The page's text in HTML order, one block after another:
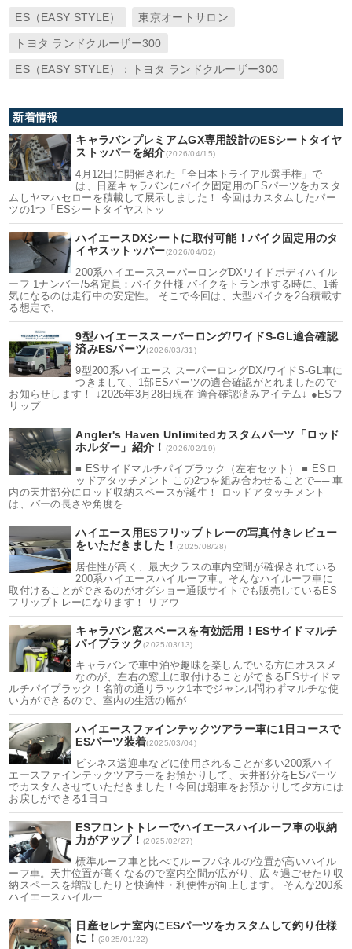
ES（EASY STYLE） 東京オートサロン
トヨタ ランドクルーザー300
ES（EASY STYLE）：トヨタ ランドクルーザー300
新着情報
キャラバンプレミアムGX専用設計のESシートタイヤ
ストッパーを紹介(2026/04/15)
4月12日に開催された「全日本トライアル選手権」で
は、日産キャラバンにバイク固定用のESパーツをカスタ
ムしヤマハセローを積載して展示しました！ 今回はカスタムしたパー
ツの1つ「ESシートタイヤストッ
ハイエースDXシートに取付可能！バイク固定用のタ
イヤスットッパー(2026/04/02)
200系ハイエーススーパーロングDXワイドボディハイル
ーフ 1ナンバー/5名定員：バイク仕様 バイクをトランポする時に、1番
気になるのは走行中の安定性。 そこで今回は、大型バイクを2台積載す
る想定で、
9型ハイエーススーパーロング/ワイドS-GL適合確認
済みESパーツ(2026/03/31)
9型200系ハイエース スーパーロングDX/ワイドS-GL車に
つきまして、1部ESパーツの適合確認がとれましたので
お知らせします！ ↓2026年3月28日現在 適合確認済みアイテム↓ ●ESフ
リップ
Angler's Haven Unlimitedカスタムパーツ「ロッド
ホルダー」紹介！ (2026/02/19)
■ ESサイドマルチパイプラック（左右セット） ■ ESロ
ッドアタッチメント この2つを組み合わせることで── 車
内の天井部分にロッド収納スペースが誕生！ ロッドアタッチメント
は、バーの長さや角度を
ハイエース用ESフリップトレーの写真付きレビュー
をいただきました！ (2025/08/28)
居住性が高く、最大クラスの車内空間が確保されている
200系ハイエースハイルーフ車。そんなハイルーフ車に
取付けることができるのがオグショー通販サイトでも販売しているES
フリップトレーになります！ リアウ
キャラバン窓スペースを有効活用！ESサイドマルチ
パイプラック(2025/03/13)
キャラバンで車中泊や趣味を楽しんでいる方にオススメ
なのが、左右の窓上に取付けることができるESサイドマ
ルチパイプラック！名前の通りラック1本でジャンル問わずマルチな使
い方ができるので、室内の生活の幅が
ハイエースファインテックツアラー車に1日コースで
ESパーツ装着(2025/03/04)
ビシネス送迎車などに使用されることが多い200系ハイ
エースファインテックツアラーをお預かりして、天井部分をESパーツ
でカスタムさせていただきました！今回は朝車をお預かりして夕方には
お戻しができる1日コ
ESフロントトレーでハイエースハイルーフ車の収納
力がアップ！(2025/02/27)
標準ルーフ車と比べてルーフパネルの位置が高いハイル
ーフ車。天井位置が高くなるので室内空間が広がり、広々過ごせたり収
納スペースを増設したりと快適性・利便性が向上します。 そんな200系
ハイエースハイルー
日産セレナ室内にESパーツをカスタムして釣り仕様
に！ (2025/01/22)